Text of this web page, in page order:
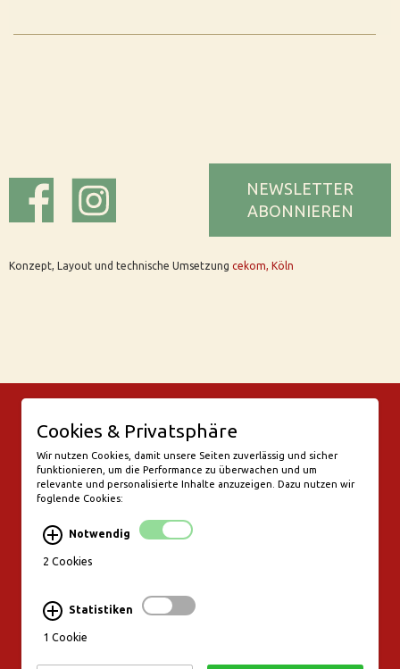
Konzept, Layout und technische Umsetzung cekom, Köln
NEWSLETTER
ABONNIEREN
Friesenwall 58
50672 Köln
valentine@bar-rix.de
Di + Mi Weinproben
Do 17:00-23:00
Fr - Sa 17:00 - 01:00
Stornierungsbedingungen
Cookies & Privatsphäre
Wir nutzen Cookies, damit unsere Seiten zuverlässig und sicher
funktionieren, um die Performance zu überwachen und um
relevante und personalisierte Inhalte anzuzeigen. Dazu nutzen wir
foglende Cookies:
Notwendig
2 Cookies
Statistiken
1 Cookie